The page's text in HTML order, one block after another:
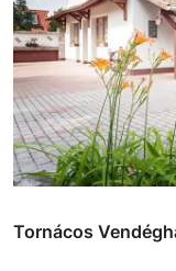
Tornácos